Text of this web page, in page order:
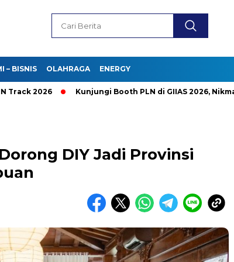
– BISNIS OLAHRAGA ENERGY
2026 Kunjungi Booth PLN di GIIAS 2026, Nikmati
DIY Jadi Provinsi